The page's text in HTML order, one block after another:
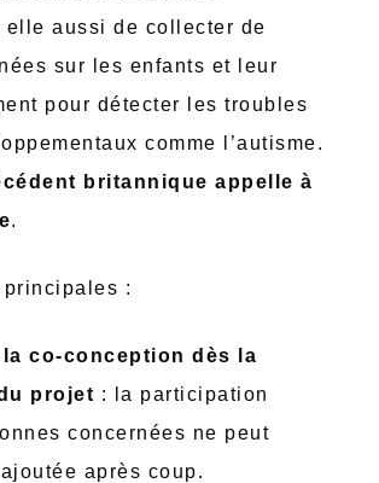
elle aussi de collecter de
sur les enfants et leur
pour détecter les troubles
comme l’autisme.
britannique appelle à
.
principales :
la co-conception dès la
projet : la participation
concernées ne peut
après coup.